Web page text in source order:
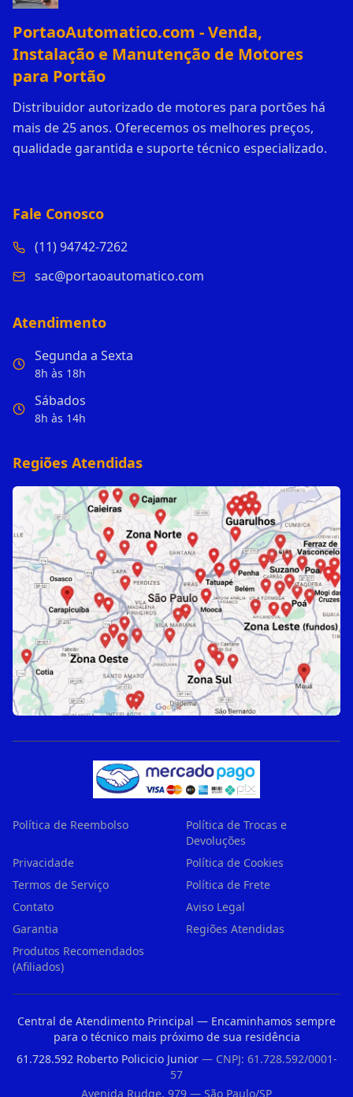
PortaoAutomatico.com - Venda,
Instalação e Manutenção de Motores
para Portão
Distribuidor autorizado de motores para portões há
mais de 25 anos. Oferecemos os melhores preços,
qualidade garantida e suporte técnico especializado.
Fale Conosco
(11) 94742-7262
sac@portaoautomatico.com
Atendimento
Segunda a Sexta
8h às 18h
Sábados
8h às 14h
Regiões Atendidas
Política de Reembolso
Política de Trocas e
Devoluções
Privacidade
Política de Cookies
Termos de Serviço
Política de Frete
Contato
Aviso Legal
Garantia
Regiões Atendidas
Produtos Recomendados
(Afiliados)
Central de Atendimento Principal — Encaminhamos sempre
para o técnico mais próximo de sua residência
61.728.592 Roberto Policicio Junior— CNPJ: 61.728.592/0001-
57
Avenida Rudge, 979 — São Paulo/SP